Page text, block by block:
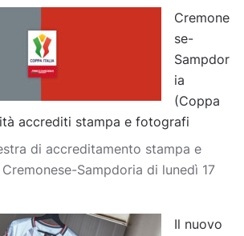
Cremone
se-
Sampdor
ia
(Coppa
accrediti stampa e fotografi
di accreditamento stampa e
Sampdoria di lunedì 17
Il nuovo